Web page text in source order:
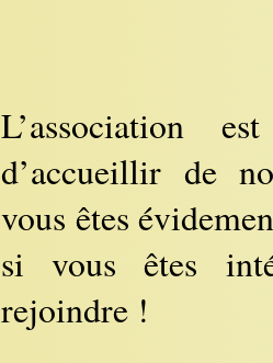
L’association
d’accueillir de
vous êtes
si vous êtes
rejoindre !